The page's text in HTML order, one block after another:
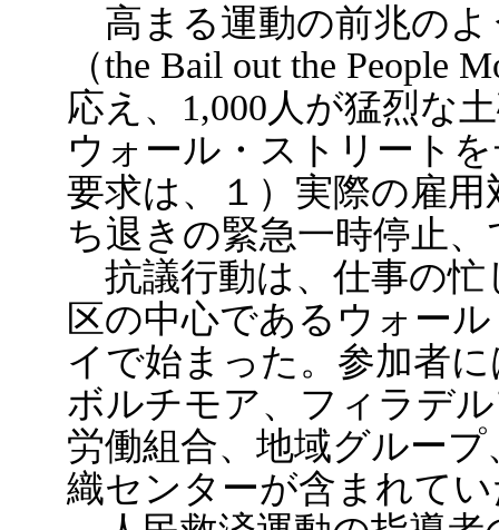
高まる運動の前兆のよ
（the Bail out the People
応え、1,000人が猛烈な
ウォール・ストリート
要求は、１）実際の雇
ち退きの緊急一時停止
抗議行動は、仕事の忙
区の中心であるウォー
イで始まった。参加者
ボルチモア、フィラデ
労働組合、地域グルー
織センターが含まれて